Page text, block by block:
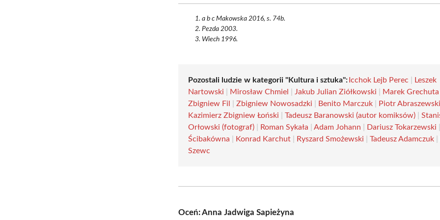
a b c Makowska 2016, s. 74b.
Pezda 2003.
Wiech 1996.
Pozostali ludzie w kategorii "Kultura i sztuka":Icchok Lejb Perec
Leszek
Nartowski
Mirosław Chmiel Jakub Julian Ziółkowski Marek Grechuta
Zbigniew Fil |Zbigniew Nowosadzki Benito Marczuk Piotr Abraszewski
Kazimierz Zbigniew Łoński |Tadeusz Baranowski (autor komiksów) |
Orłowski (fotograf)
Roman Sykała |Adam Johann Dariusz Tokarzewski
Ścibakówna
Konrad Karchut Ryszard Smożewski |Tadeusz Adamczuk
Szewc
Oceń: Anna Jadwiga Sapieżyna